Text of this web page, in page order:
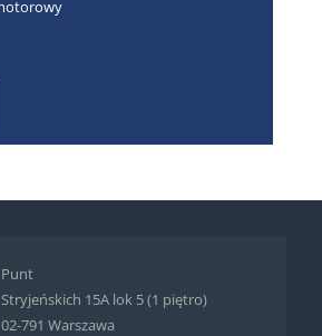
Punt
Stryjeńskich 15A lok 5 (1 piętro)
02-791 Warszawa